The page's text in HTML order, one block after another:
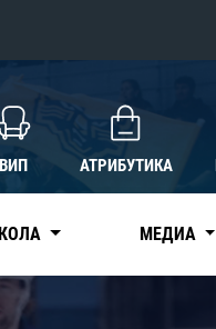
ВИП АТРИБУТИКА
МЕДИА